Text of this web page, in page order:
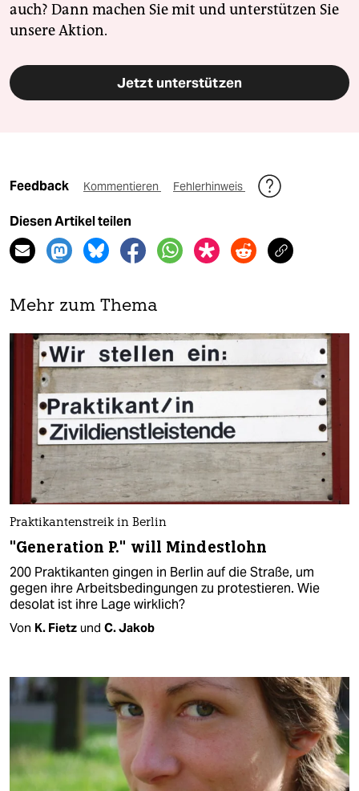
auch? Dann machen Sie mit und unterstützen Sie
unsere Aktion.
Jetzt unterstützen
Feedback Kommentieren Fehlerhinweis
Diesen Artikel teilen
Mehr zum Thema
Praktikantenstreik in Berlin
"Generation P." will Mindestlohn
200 Praktikanten gingen in Berlin auf die Straße, um
gegen ihre Arbeitsbedingungen zu protestieren. Wie
desolat ist ihre Lage wirklich?
Von K. Fietz und C. Jakob